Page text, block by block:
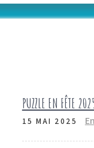
PUZZLE EN FÊTE
15 MAI 2025